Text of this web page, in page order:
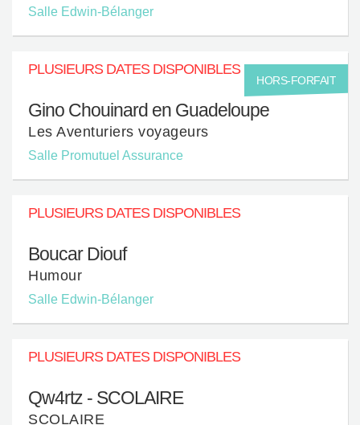
Salle Edwin-Bélanger
PLUSIEURS DATES DISPONIBLES
HORS-FORFAIT
Gino Chouinard en Guadeloupe
Les Aventuriers voyageurs
Salle Promutuel Assurance
PLUSIEURS DATES DISPONIBLES
Boucar Diouf
Humour
Salle Edwin-Bélanger
PLUSIEURS DATES DISPONIBLES
Qw4rtz - SCOLAIRE
SCOLAIRE